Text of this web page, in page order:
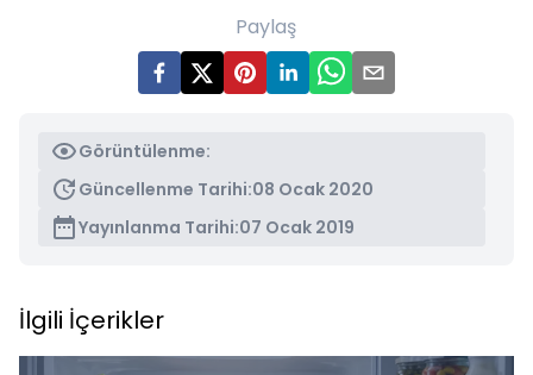
Paylaş
Görüntülenme:
Güncellenme Tarihi:08 Ocak 2020
Yayınlanma Tarihi:07 Ocak 2019
İlgili İçerikler